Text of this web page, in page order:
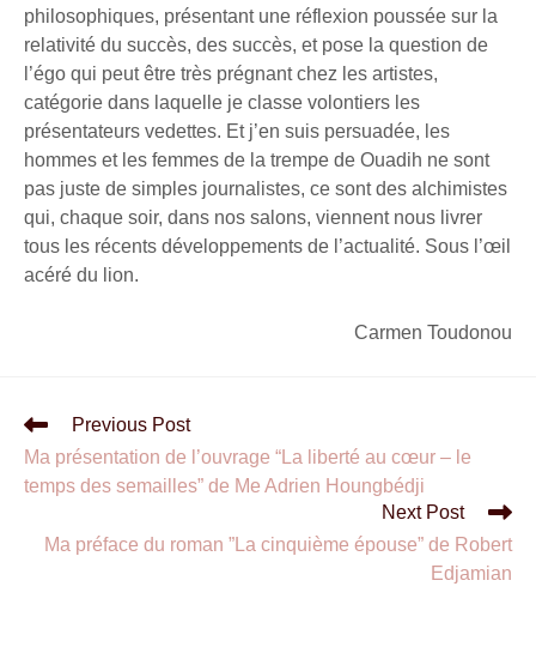
philosophiques, présentant une réflexion poussée sur la
relativité du succès, des succès, et pose la question de
l’égo qui peut être très prégnant chez les artistes,
catégorie dans laquelle je classe volontiers les
présentateurs vedettes. Et j’en suis persuadée, les
hommes et les femmes de la trempe de Ouadih ne sont
pas juste de simples journalistes, ce sont des alchimistes
qui, chaque soir, dans nos salons, viennent nous livrer
tous les récents développements de l’actualité. Sous l’œil
acéré du lion.
Carmen Toudonou
Previous Post
Ma présentation de l’ouvrage “La liberté au cœur – le
temps des semailles” de Me Adrien Houngbédji
Next Post
Ma préface du roman ”La cinquième épouse” de Robert
Edjamian